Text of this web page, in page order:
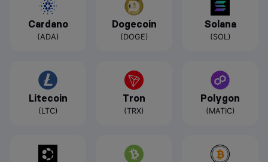
Cardano
(ADA)
Dogecoin
(DOGE)
Solana
(SOL)
Litecoin
(LTC)
Tron
(TRX)
Polygon
(MATIC)